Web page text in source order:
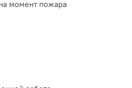
момент пожара